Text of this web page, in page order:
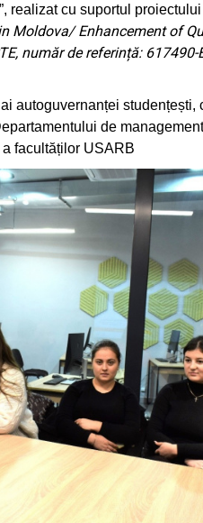
realizat cu suportul proiectului
Moldova/Enhancement of
număr de referință: 617490-
autoguvernanței studențești,
de
facultăților USARB